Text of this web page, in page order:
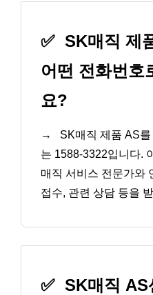
✅ SK매직 제
어떤 전화번호
요?
→
SK매직 제품 AS
는 1588-3322입니다.
매직 서비스 전문가와
접수, 관련 상담 등을
✅ SK매직 AS